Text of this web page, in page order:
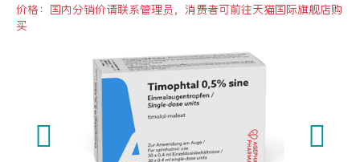
价格：国内分销价请联系管理员，消费者可前往天猫国际旗舰店购
买